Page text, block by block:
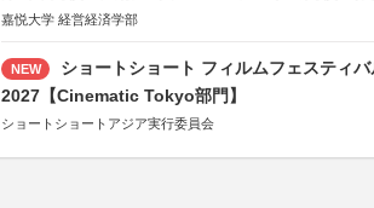
嘉悦大学 経営経済学部
NEW
ショートショート フィルムフェスティ
2027【Cinematic Tokyo部門】
ショートショートアジア実行委員会